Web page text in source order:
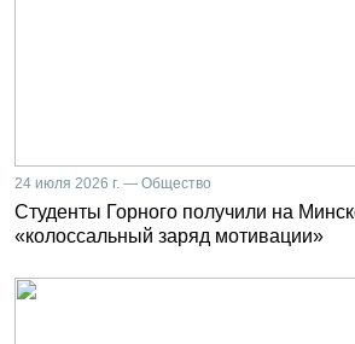
24 июля 2026 г. — Общество
Студенты Горного получили на
«колоссальный заряд мотивации»